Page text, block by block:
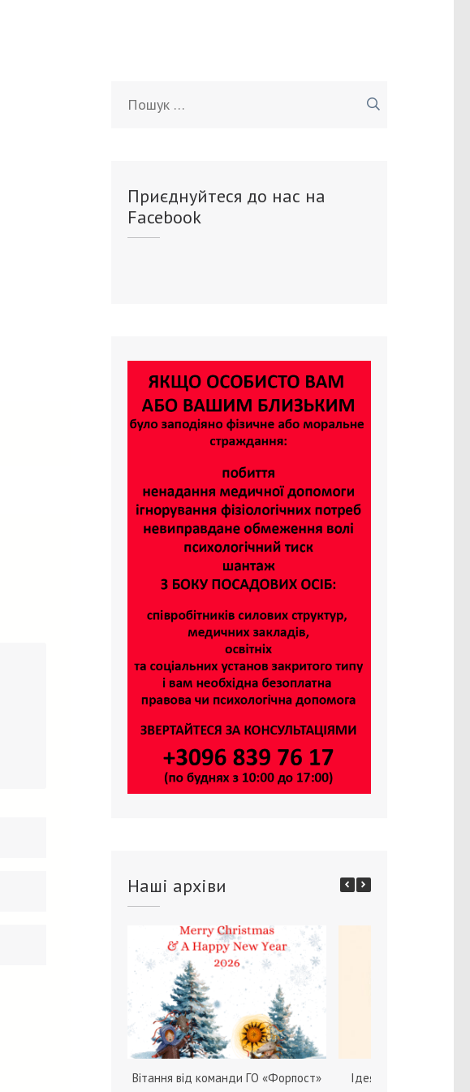
Приєднуйтеся до нас на
Facebook
Наші архіви
Вітання від команди ГО «Форпост»
Ідея зміни статі